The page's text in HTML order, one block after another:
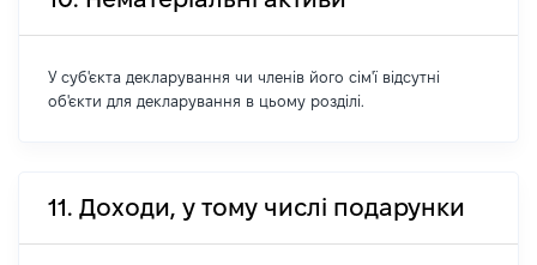
У суб'єкта декларування чи членів його сім'ї відсутні
об'єкти для декларування в цьому розділі.
11. Доходи, у тому числі подарунки